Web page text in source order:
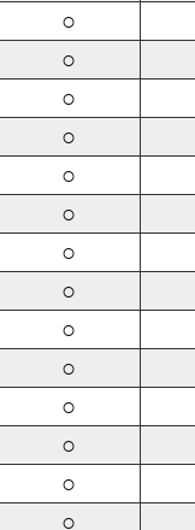
○
○
○
○
○
○
○
○
○
○
○
○
○
○